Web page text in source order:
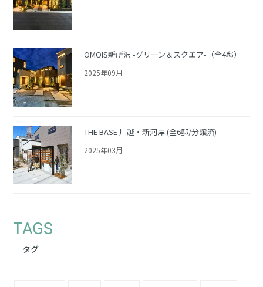
OMOIS新所沢 -グリーン＆スクエア-（全4邸）
2025年09月
THE BASE 川越・新河岸 (全6邸/分譲済)
2025年03月
TAGS
タグ